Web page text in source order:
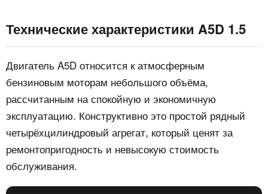
Технические характеристики A5D 1.5
Двигатель A5D относится к атмосферным
бензиновым моторам небольшого объёма,
рассчитанным на спокойную и экономичную
эксплуатацию. Конструктивно это простой рядный
четырёхцилиндровый агрегат, который ценят за
ремонтопригодность и невысокую стоимость
обслуживания.